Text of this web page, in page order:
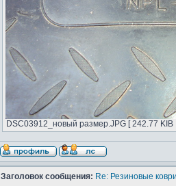
DSC03912_новый размер.JPG [ 242.77
Заголовок сообщения: Re: Резиновые